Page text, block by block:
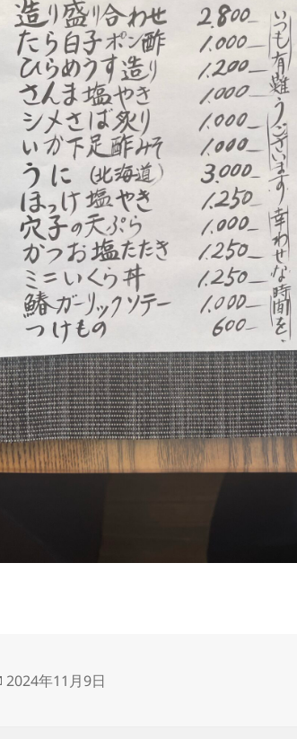
投
2024年11月9日